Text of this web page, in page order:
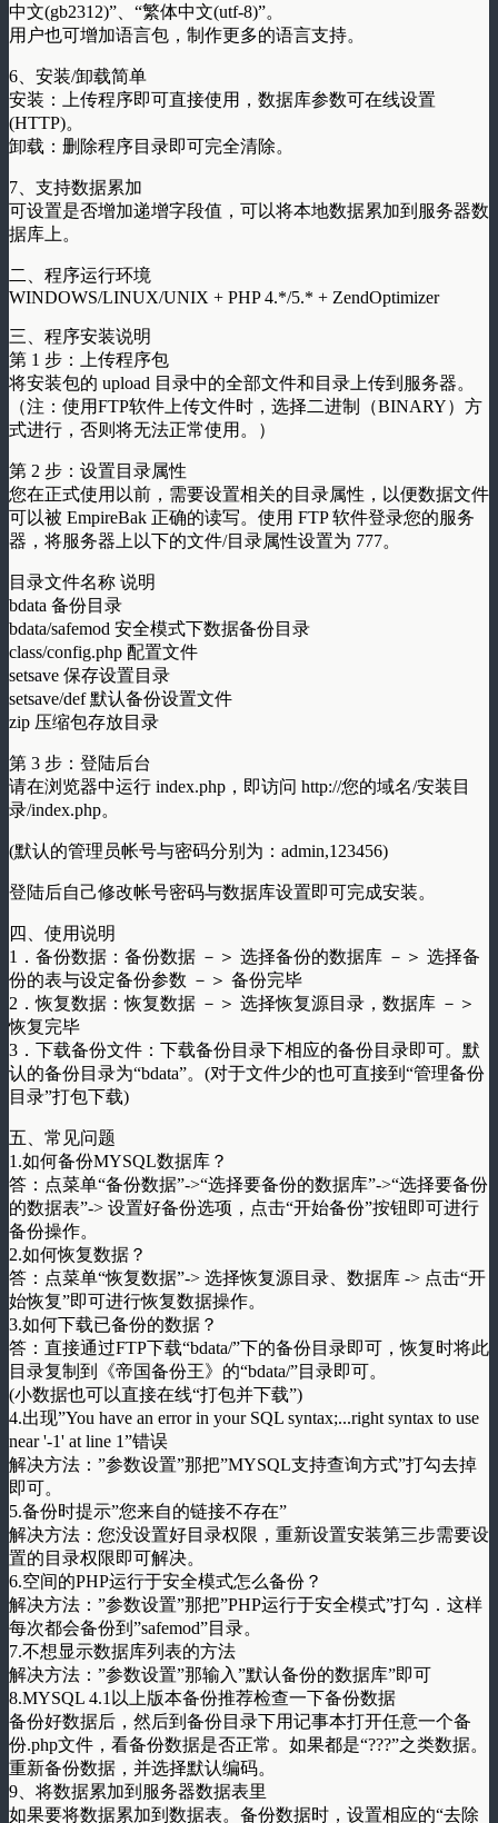
中文(gb2312)”、“繁体中文(utf-8)”。
用户也可增加语言包，制作更多的语言支持。
6、安装/卸载简单
安装：上传程序即可直接使用，数据库参数可在线设置
(HTTP)。
卸载：删除程序目录即可完全清除。
7、支持数据累加
可设置是否增加递增字段值，可以将本地数据累加到服务器数
据库上。
二、程序运行环境
WINDOWS/LINUX/UNIX + PHP 4.*/5.* + ZendOptimizer
三、程序安装说明
第 1 步：上传程序包
将安装包的 upload 目录中的全部文件和目录上传到服务器。
（注：使用FTP软件上传文件时，选择二进制（BINARY）方
式进行，否则将无法正常使用。）
第 2 步：设置目录属性
您在正式使用以前，需要设置相关的目录属性，以便数据文件
可以被 EmpireBak 正确的读写。使用 FTP 软件登录您的服务
器，将服务器上以下的文件/目录属性设置为 777。
目录文件名称 说明
bdata 备份目录
bdata/safemod 安全模式下数据备份目录
class/config.php 配置文件
setsave 保存设置目录
setsave/def 默认备份设置文件
zip 压缩包存放目录
第 3 步：登陆后台
请在浏览器中运行 index.php，即访问 http://您的域名/安装目
录/index.php。
(默认的管理员帐号与密码分别为：admin,123456)
登陆后自己修改帐号密码与数据库设置即可完成安装。
四、使用说明
1．备份数据：备份数据 －＞ 选择备份的数据库 －＞ 选择备
份的表与设定备份参数 －＞ 备份完毕
2．恢复数据：恢复数据 －＞ 选择恢复源目录，数据库 －＞
恢复完毕
3．下载备份文件：下载备份目录下相应的备份目录即可。默
认的备份目录为“bdata”。(对于文件少的也可直接到“管理备份
目录”打包下载)
五、常见问题
1.如何备份MYSQL数据库？
答：点菜单“备份数据”->“选择要备份的数据库”->“选择要备份
的数据表”-> 设置好备份选项，点击“开始备份”按钮即可进行
备份操作。
2.如何恢复数据？
答：点菜单“恢复数据”-> 选择恢复源目录、数据库 -> 点击“开
始恢复”即可进行恢复数据操作。
3.如何下载已备份的数据？
答：直接通过FTP下载“bdata/”下的备份目录即可，恢复时将此
目录复制到《帝国备份王》的“bdata/”目录即可。
(小数据也可以直接在线“打包并下载”)
4.出现”You have an error in your SQL syntax;...right syntax to use
near '-1' at line 1”错误
解决方法：”参数设置”那把”MYSQL支持查询方式”打勾去掉
即可。
5.备份时提示”您来自的链接不存在”
解决方法：您没设置好目录权限，重新设置安装第三步需要设
置的目录权限即可解决。
6.空间的PHP运行于安全模式怎么备份？
解决方法：”参数设置”那把”PHP运行于安全模式”打勾．这样
每次都会备份到”safemod”目录。
7.不想显示数据库列表的方法
解决方法：”参数设置”那输入”默认备份的数据库”即可
8.MYSQL 4.1以上版本备份推荐检查一下备份数据
备份好数据后，然后到备份目录下用记事本打开任意一个备
份.php文件，看备份数据是否正常。如果都是“???”之类数据。
重新备份数据，并选择默认编码。
9、将数据累加到服务器数据表里
如果要将数据累加到数据表。备份数据时，设置相应的“去除